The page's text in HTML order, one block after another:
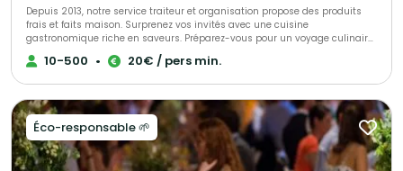
Depuis 2013, notre service traiteur et organisation propose des produits
frais et faits maison. Surprenez vos invités avec une cuisine
gastronomique riche en saveurs. Préparez-vous pour un voyage culinaire
inoubliable.
10-500 • 20€ / pers min.
Éco-responsable 🌱